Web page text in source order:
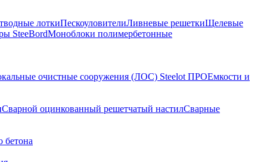
лоткиПескоуловителиЛивневые решеткиЩелевые
SteeBordМоноблоки полимербетонные
очистные сооружения (ЛОС) Steelot ПРОЕмкости и
Сварной оцинкованный решетчатый настилСварные
бетона